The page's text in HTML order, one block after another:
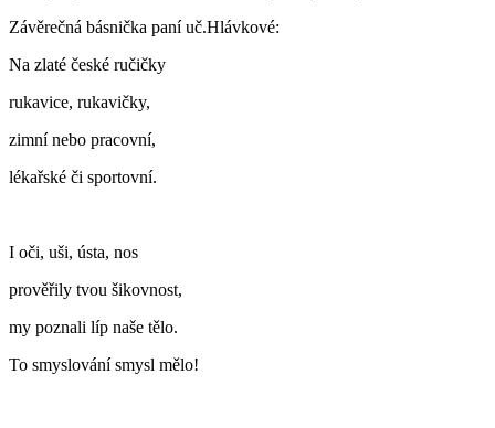
Závěrečná básnička paní uč.Hlávkové:
Na zlaté české ručičky
rukavice, rukavičky,
zimní nebo pracovní,
lékařské či sportovní.
I oči, uši, ústa, nos
prověřily tvou šikovnost,
my poznali líp naše tělo.
To smyslování smysl mělo!